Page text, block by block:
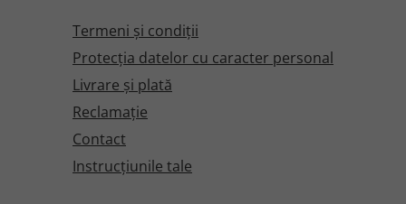
Termeni şi condiţii
Protecţia datelor cu caracter personal
Livrare și plată
Reclamaţie
Contact
Instrucțiunile tale